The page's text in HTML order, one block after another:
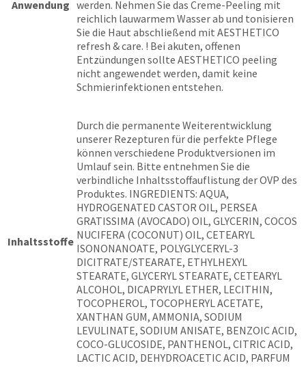
Anwendung werden. Nehmen Sie das Creme-Peeling mit
reichlich lauwarmem Wasser ab und tonisieren
Sie die Haut abschließend mit AESTHETICO
refresh & care. ! Bei akuten, offenen
Entzündungen sollte AESTHETICO peeling
nicht angewendet werden, damit keine
Schmierinfektionen entstehen.
Inhaltsstoffe
Durch die permanente Weiterentwicklung
unserer Rezepturen für die perfekte Pflege
können verschiedene Produktversionen im
Umlauf sein. Bitte entnehmen Sie die
verbindliche Inhaltsstoffauflistung der OVP des
Produktes. INGREDIENTS: AQUA,
HYDROGENATED CASTOR OIL, PERSEA
GRATISSIMA (AVOCADO) OIL, GLYCERIN, COCOS
NUCIFERA (COCONUT) OIL, CETEARYL
ISONONANOATE, POLYGLYCERYL-3
DICITRATE/STEARATE, ETHYLHEXYL
STEARATE, GLYCERYL STEARATE, CETEARYL
ALCOHOL, DICAPRYLYL ETHER, LECITHIN,
TOCOPHEROL, TOCOPHERYL ACETATE,
XANTHAN GUM, AMMONIA, SODIUM
LEVULINATE, SODIUM ANISATE, BENZOIC ACID,
COCO-GLUCOSIDE, PANTHENOL, CITRIC ACID,
LACTIC ACID, DEHYDROACETIC ACID, PARFUM